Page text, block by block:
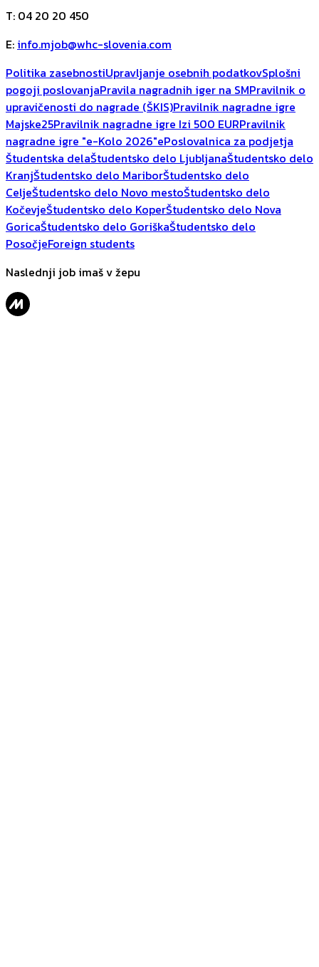
T: 04 20 20 450
E: info.mjob@whc-slovenia.com
Politika zasebnostiUpravljanje osebnih podatkovSplošni
pogoji poslovanjaPravila nagradnih iger na SMPravilnik o
upravičenosti do nagrade (ŠKIS)Pravilnik nagradne igre
Majske25Pravilnik nagradne igre Izi 500 EURPravilnik
nagradne igre "e-Kolo 2026"ePoslovalnica za podjetja
Študentska delaŠtudentsko delo LjubljanaŠtudentsko delo
KranjŠtudentsko delo MariborŠtudentsko delo
CeljeŠtudentsko delo Novo mestoŠtudentsko delo
KočevjeŠtudentsko delo KoperŠtudentsko delo Nova
GoricaŠtudentsko delo GoriškaŠtudentsko delo
PosočjeForeign students
Naslednji job imaš v žepu